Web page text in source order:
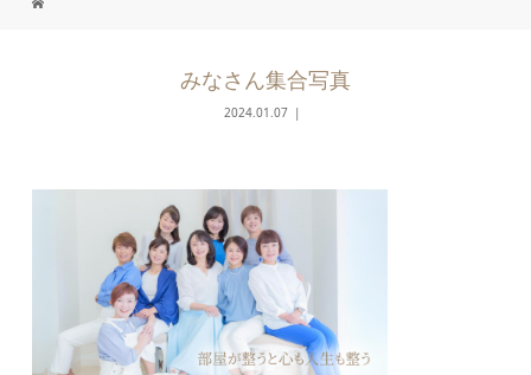
みなさん集合写真
2024.01.07